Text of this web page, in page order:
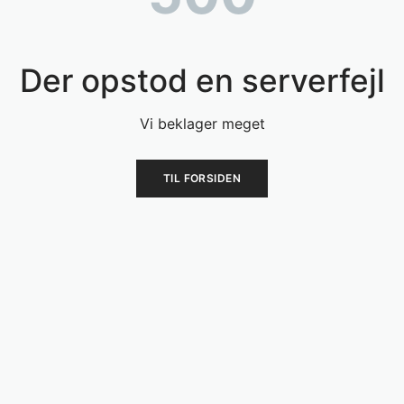
Der opstod en serverfejl
Vi beklager meget
TIL FORSIDEN